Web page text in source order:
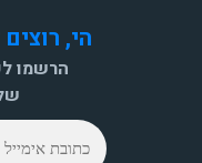
הי,
הרשמו